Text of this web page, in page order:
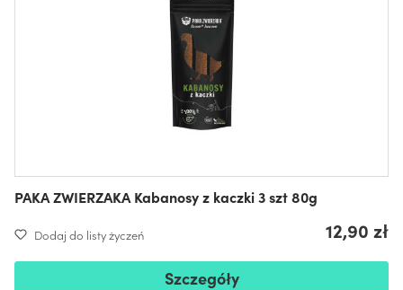
PAKA ZWIERZAKA Kabanosy z kaczki 3 szt 80g
Dodaj do listy życzeń 12,90 zł
Szczegóły